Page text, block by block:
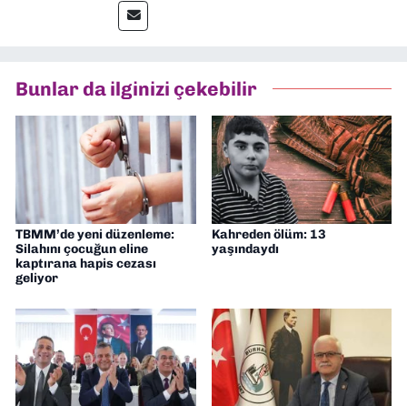
muhabir, editör, müdür yardımcısı ve spor
müdürü olarak görev yaptım. Ayrıca Yeni
Gazetesi'nde editörlük yapıyorum
Bunlar da ilginizi çekebilir
TBMM’de yeni düzenleme:
Silahını çocuğun eline
kaptırana hapis cezası
geliyor
Kahreden ölüm: 13
yaşındaydı